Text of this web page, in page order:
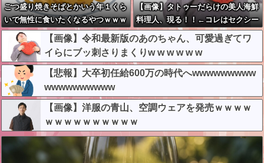
ごつ盛り焼きそばとかいう年１くら
いで無性に食いたくなるやつｗｗｗ
ｗｗｗｗｗ
【画像】タトゥーだらけの美人海鮮
料理人、現る！！←コレはセクシー
過ぎてワイらにブッ刺さりまくりw
w w w w w w w w
【画像】令和最新版のあのちゃん、可愛過ぎてワ
イらにブッ刺さりまくりw w w w w w
【悲報】大卒初任給600万の時代へwwwwwwwww
wwwwwwwwww
【画像】洋服の青山、空調ウェアを発売ｗｗｗｗ
ｗｗｗｗｗｗｗｗｗｗ